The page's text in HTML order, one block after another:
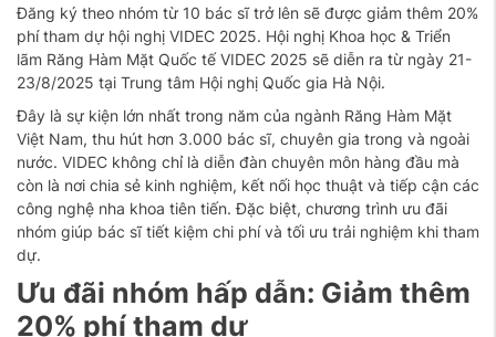
Đăng ký theo nhóm từ 10 bác sĩ trở lên sẽ được giảm thêm 20%
phí tham dự hội nghị VIDEC 2025. Hội nghị Khoa học & Triển
lãm Răng Hàm Mặt Quốc tế VIDEC 2025 sẽ diễn ra từ ngày 21-
23/8/2025 tại Trung tâm Hội nghị Quốc gia Hà Nội.
Đây là sự kiện lớn nhất trong năm của ngành Răng Hàm Mặt
Việt Nam, thu hút hơn 3.000 bác sĩ, chuyên gia trong và ngoài
nước. VIDEC không chỉ là diễn đàn chuyên môn hàng đầu mà
còn là nơi chia sẻ kinh nghiệm, kết nối học thuật và tiếp cận các
công nghệ nha khoa tiên tiến. Đặc biệt, chương trình ưu đãi
nhóm giúp bác sĩ tiết kiệm chi phí và tối ưu trải nghiệm khi tham
dự.
Ưu đãi nhóm hấp dẫn: Giảm thêm
20% phí tham dự